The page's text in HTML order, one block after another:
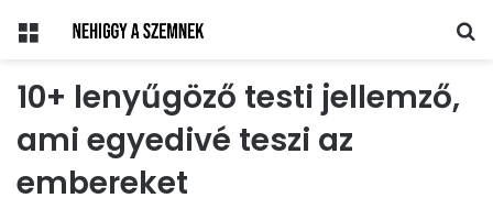
Menü
10+ lenyűgöző testi jellemző,
ami egyedivé teszi az
embereket